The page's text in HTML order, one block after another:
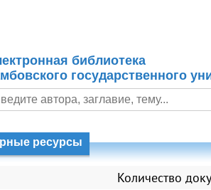
библиотека
государственного
ресурсы
Количество